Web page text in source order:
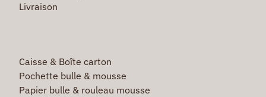
Livraison
Caisse & Boîte carton
Pochette bulle & mousse
Papier bulle & rouleau mousse